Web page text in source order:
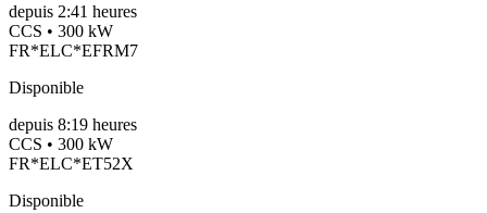
depuis 2:41 heures
CCS • 300 kW
FR*ELC*EFRM7
Disponible
depuis 8:19 heures
CCS • 300 kW
FR*ELC*ET52X
Disponible